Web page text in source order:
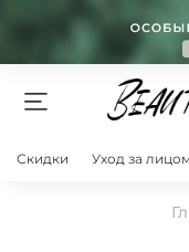
Скидки Уход за